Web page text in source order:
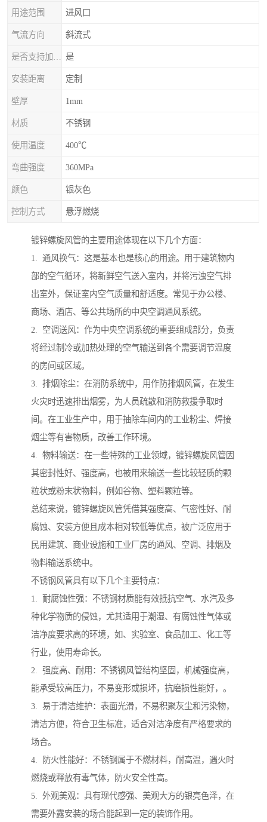
用途范围 进风口
气流方向 斜流式
是
安装距离 定制
壁厚 1mm
材质 不锈钢
使用温度 400℃
弯曲强度 360MPa
颜色 银灰色
控制方式 悬浮燃烧
镀锌螺旋风管的主要用途体现在以下几个方面：
1. 通风换气：这是基本也是核心的用途。用于建筑物内
部的空气循环，将新鲜空气送入室内，并将污浊空气排
出室外，保证室内空气质量和舒适度。常见于办公楼、
商场、酒店、等公共场所的中央空调通风系统。
2. 空调送风：作为中央空调系统的重要组成部分，负责
将经过制冷或加热处理的空气输送到各个需要调节温度
的房间或区域。
3. 排烟除尘：在消防系统中，用作防排烟风管，在发生
火灾时迅速排出烟雾，为人员疏散和消防救援争取时
间。在工业生产中，用于抽除车间内的工业粉尘、焊接
烟尘等有害物质，改善工作环境。
4. 物料输送：在一些特殊的工业领域，镀锌螺旋风管因
其密封性好、强度高，也被用来输送一些比较轻质的颗
粒状或粉末状物料，例如谷物、塑料颗粒等。
总结来说，镀锌螺旋风管凭借其强度高、气密性好、耐
腐蚀、安装方便且成本相对较低等优点，被广泛应用于
民用建筑、商业设施和工业厂房的通风、空调、排烟及
物料输送系统中。
不锈钢风管具有以下几个主要特点：
1. 耐腐蚀性强：不锈钢材质能有效抵抗空气、水汽及多
种化学物质的侵蚀，尤其适用于潮湿、有腐蚀性气体或
洁净度要求高的环境，如、实验室、食品加工、化工等
行业，使用寿命长。
2. 强度高、耐用：不锈钢风管结构坚固，机械强度高，
能承受较高压力，不易变形或损坏，抗磨损性能好，。
3. 易于清洁维护：表面光滑，不易积聚灰尘和污染物，
清洁方便，符合卫生标准，适合对洁净度有严格要求的
场合。
4. 防火性能好：不锈钢属于不燃材料，耐高温，遇火时
燃烧或释放有毒气体，防火安全性高。
5. 外观美观：具有现代感强、美观大方的银亮色泽，在
需要外露安装的场合能起到一定的装饰作用。